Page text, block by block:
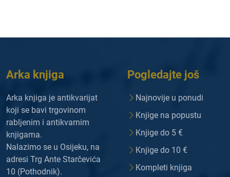
Arka knjiga
Arka knjiga je antikvarijat
koji se bavi trgovinom
rabljenim i antikvarnim
knjigama.
Nalazimo se u Osijeku, na
adresi Trg Ante Starčevića
10 (Pothodnik).
Pogledajte još
Najnovije u ponudi
Knjige na popustu
Knjige do 5 €
Knjige do 10 €
Kompleti knjiga